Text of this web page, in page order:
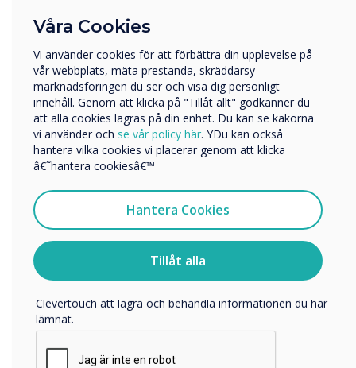
Screen Sharing Technology
CleverShare
enable sharing of content directly to your
Clevertouch display for smooth, interactive
collaboration in any setting.
Våra Cookies
Vi använder cookies för att förbättra din upplevelse på
vår webbplats, mäta prestanda, skräddarsy
marknadsföringen du ser och visa dig personligt
innehåll. Genom att klicka på "Tillåt allt" godkänner du
att alla cookies lagras på din enhet. Du kan se kakorna
vi använder och se vår policy här. YDu kan också
hantera vilka cookies vi placerar genom att klicka
â€˜hantera cookiesâ€™
Hantera Cookies
Tillåt alla
Vilken bransch arbetar du inom?
Företag
Övriga
Företagets namn
Vi skulle vilja kontakta dig angående våra produkter och
Jag samtycker till att ta emot kommunikation från
För information om hur vi samlar in och använder dina
personuppgifter, besök vårintegritetspolicy
Clevertouch att lagra och behandla informationen du har
lämnat.